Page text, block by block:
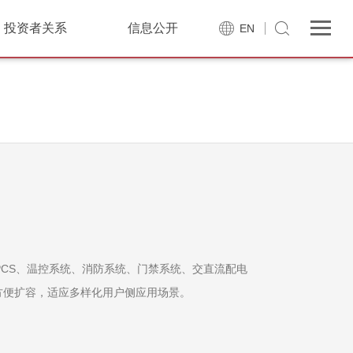
EN
投资者关系 信息公开
、温控系统、消防系统、门禁系统、交直流配电
扩容，适应多样化用户侧应用场景。